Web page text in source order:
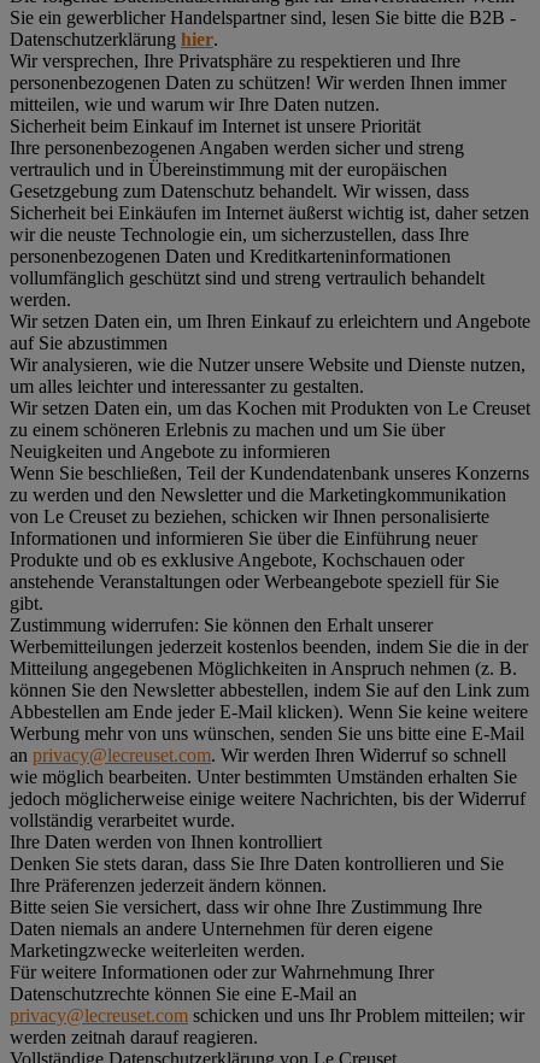
Sie ein gewerblicher Handelspartner sind, lesen Sie bitte die B2B -
Datenschutzerklärung hier.
Wir versprechen, Ihre Privatsphäre zu respektieren und Ihre
personenbezogenen Daten zu schützen! Wir werden Ihnen immer
mitteilen, wie und warum wir Ihre Daten nutzen.
Sicherheit beim Einkauf im Internet ist unsere Priorität
Ihre personenbezogenen Angaben werden sicher und streng
vertraulich und in Übereinstimmung mit der europäischen
Gesetzgebung zum Datenschutz behandelt. Wir wissen, dass
Sicherheit bei Einkäufen im Internet äußerst wichtig ist, daher setzen
wir die neuste Technologie ein, um sicherzustellen, dass Ihre
personenbezogenen Daten und Kreditkarteninformationen
vollumfänglich geschützt sind und streng vertraulich behandelt
werden.
Wir setzen Daten ein, um Ihren Einkauf zu erleichtern und Angebote
auf Sie abzustimmen
Wir analysieren, wie die Nutzer unsere Website und Dienste nutzen,
um alles leichter und interessanter zu gestalten.
Wir setzen Daten ein, um das Kochen mit Produkten von Le Creuset
zu einem schöneren Erlebnis zu machen und um Sie über
Neuigkeiten und Angebote zu informieren
Wenn Sie beschließen, Teil der Kundendatenbank unseres Konzerns
zu werden und den Newsletter und die Marketingkommunikation
von Le Creuset zu beziehen, schicken wir Ihnen personalisierte
Informationen und informieren Sie über die Einführung neuer
Produkte und ob es exklusive Angebote, Kochschauen oder
anstehende Veranstaltungen oder Werbeangebote speziell für Sie
gibt.
Zustimmung widerrufen: Sie können den Erhalt unserer
Werbemitteilungen jederzeit kostenlos beenden, indem Sie die in der
Mitteilung angegebenen Möglichkeiten in Anspruch nehmen (z. B.
können Sie den Newsletter abbestellen, indem Sie auf den Link zum
Abbestellen am Ende jeder E-Mail klicken). Wenn Sie keine weitere
Werbung mehr von uns wünschen, senden Sie uns bitte eine E-Mail
an privacy@lecreuset.com. Wir werden Ihren Widerruf so schnell
wie möglich bearbeiten. Unter bestimmten Umständen erhalten Sie
jedoch möglicherweise einige weitere Nachrichten, bis der Widerruf
vollständig verarbeitet wurde.
Ihre Daten werden von Ihnen kontrolliert
Denken Sie stets daran, dass Sie Ihre Daten kontrollieren und Sie
Ihre Präferenzen jederzeit ändern können.
Bitte seien Sie versichert, dass wir ohne Ihre Zustimmung Ihre
Daten niemals an andere Unternehmen für deren eigene
Marketingzwecke weiterleiten werden.
Für weitere Informationen oder zur Wahrnehmung Ihrer
Datenschutzrechte können Sie eine E-Mail an
privacy@lecreuset.com schicken und uns Ihr Problem mitteilen; wir
werden zeitnah darauf reagieren.
Vollständige Datenschutzerklärung von Le Creuset